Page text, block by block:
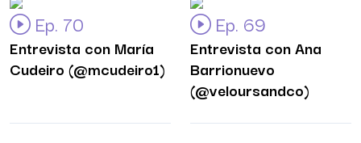
Ep. 70
Entrevista con María
Cudeiro (@mcudeiro1)
Ep. 69
Entrevista con Ana
Barrionuevo
(@veloursandco)